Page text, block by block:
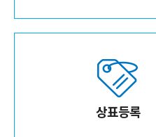
상표등록